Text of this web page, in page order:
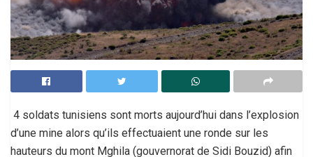
4 soldats tunisiens sont morts aujourd’hui dans l’explosion
d’une mine alors qu’ils effectuaient une ronde sur les
hauteurs du mont Mghila (gouvernorat de Sidi Bouzid) afin